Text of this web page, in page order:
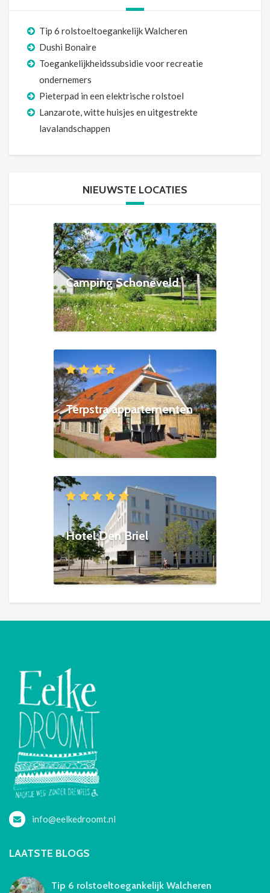
Tip 6 rolstoeltoegankelijk Walcheren
Dushi Bonaire
Toegankelijkheidssubsidie voor recreatie
ondernemers
Pieterpad in een elektrische rolstoel
Lanzarote, witte huisjes en uitgestrekte
lavalandschappen
NIEUWSTE LOCATIES
Camping Schoneveld
Terpstra appartementen
Hotel Den Briel
info@eelkedroomt.nl
LAATSTE BLOGS
Tip 6 rolstoeltoegankelijk Walcheren